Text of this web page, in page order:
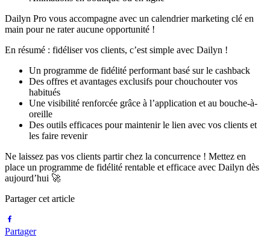
Dailyn Pro vous accompagne avec un calendrier marketing clé en
main pour ne rater aucune opportunité !
En résumé : fidéliser vos clients, c’est simple avec Dailyn !
Un programme de fidélité performant basé sur le cashback
Des offres et avantages exclusifs pour chouchouter vos
habitués
Une visibilité renforcée grâce à l’application et au bouche-à-
oreille
Des outils efficaces pour maintenir le lien avec vos clients et
les faire revenir
Ne laissez pas vos clients partir chez la concurrence ! Mettez en
place un programme de fidélité rentable et efficace avec Dailyn dès
aujourd’hui 🚀
Partager cet article
Partager